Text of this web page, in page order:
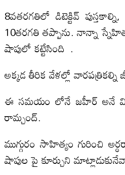
8వతరగతిలో డిటెక్టివ్
10తరగతి తప్పాను. నాన్నా
షాపులో కట్టేసింది .
అక్కడ తీరిక వేళల్లో వారపత్రికల్ని
ఈ సమయం లోనే జహీర్ అనే
రామ్చంద్.
ముగ్గురం సాహిత్యం గురించి
షాపుల పై కూర్చుని